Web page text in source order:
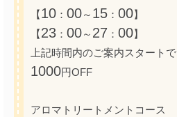
【10： 00～ 15： 00】
【23： 00～ 27 ： 00】
上記時間内のご案内スタートで
1000円OFF
アロマトリートメントコース